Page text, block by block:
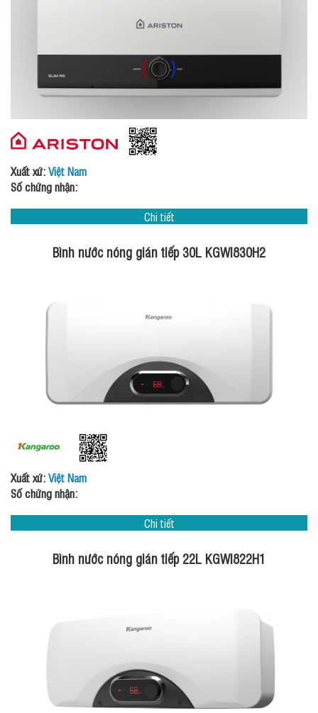
Xuất xứ:Việt Nam
Số chứng nhận:
Chi tiết
Bình nước nóng gián tiếp 30L KGWI830H2
Xuất xứ:Việt Nam
Số chứng nhận:
Chi tiết
Bình nước nóng gián tiếp 22L KGWI822H1